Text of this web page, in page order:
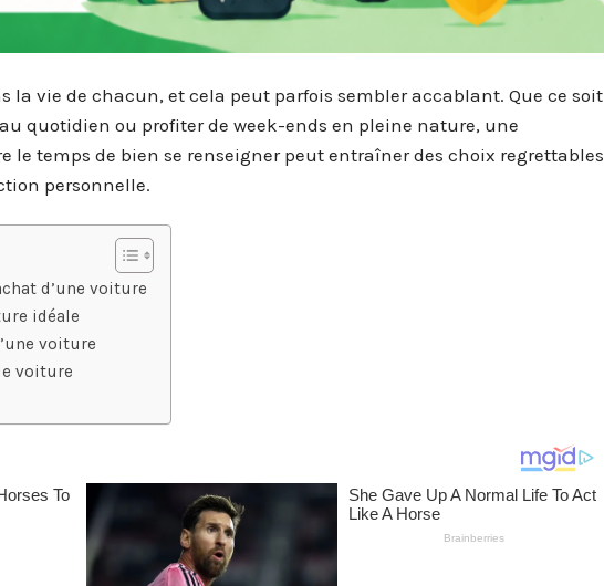
la vie de chacun, et cela peut parfois sembler accablant. Que ce soit
quotidien ou profiter de week-ends en pleine nature, une
le temps de bien se renseigner peut entraîner des choix regrettables
personnelle.
d’une voiture
idéale
voiture
voiture